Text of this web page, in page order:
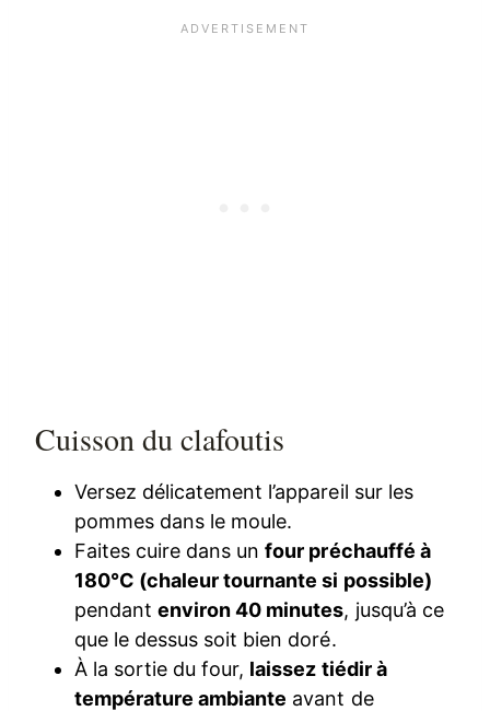
Cuisson du clafoutis
Versez délicatement l’appareil sur les
pommes dans le moule.
Faites cuire dans unfour préchauffé à
180°C (chaleur tournante si possible)
pendantenviron 40 minutes, jusqu’à ce
que le dessus soit bien doré.
À la sortie du four, laissez tiédir à
température ambiante avant de